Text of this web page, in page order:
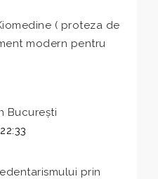
( proteza de
modern pentru
București
prin